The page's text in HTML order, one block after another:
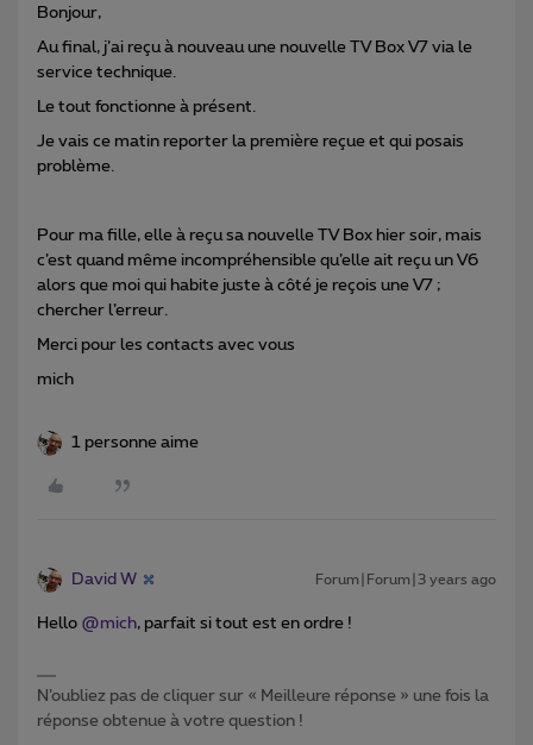
Bonjour,
Au final, j’ai reçu à nouveau une nouvelle TV Box V7 via le
service technique.
Le tout fonctionne à présent.
Je vais ce matin reporter la première reçue et qui posais
problème.
Pour ma fille, elle à reçu sa nouvelle TV Box hier soir, mais
c’est quand même incompréhensible qu’elle ait reçu un V6
alors que moi qui habite juste à côté je reçois une V7 ;
chercher l’erreur.
Merci pour les contacts avec vous
mich
1 personne aime
David W Forum|Forum|3 years ago
Hello @mich, parfait si tout est en ordre !
N’oubliez pas de cliquer sur « Meilleure réponse » une fois la
réponse obtenue à votre question !